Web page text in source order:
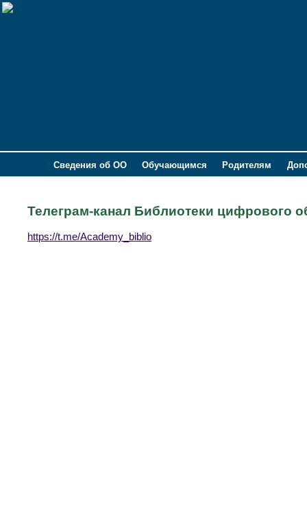
Сведения об ОО Обучающимся Родителям
Телеграм-канал Библиотеки цифрового
https://t.me/Academy_biblio